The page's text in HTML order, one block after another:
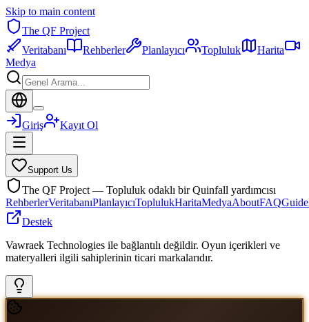
Skip to main content
The QF Project
Veritabanı
Rehberler Planlayıcı Topluluk
Harita
Medya
Giriş Kayıt Ol
Support Us
The QF Project — Topluluk odaklı bir Quinfall yardımcısı
RehberlerVeritabanıPlanlayıcıToplulukHaritaMedyaAboutFAQ
Destek
Vawraek Technologies ile bağlantılı değildir. Oyun içerikleri ve
materyalleri ilgili sahiplerinin ticari markalarıdır.